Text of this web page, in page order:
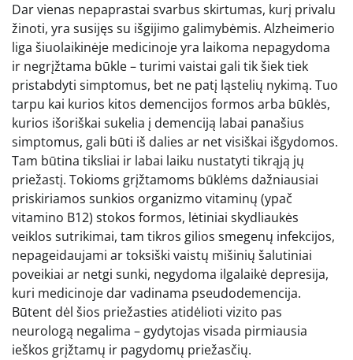
Dar vienas nepaprastai svarbus skirtumas, kurį privalu
žinoti, yra susijęs su išgijimo galimybėmis. Alzheimerio
liga šiuolaikinėje medicinoje yra laikoma nepagydoma
ir negrįžtama būkle – turimi vaistai gali tik šiek tiek
pristabdyti simptomus, bet ne patį ląstelių nykimą. Tuo
tarpu kai kurios kitos demencijos formos arba būklės,
kurios išoriškai sukelia į demenciją labai panašius
simptomus, gali būti iš dalies ar net visiškai išgydomos.
Tam būtina tiksliai ir labai laiku nustatyti tikrąją jų
priežastį. Tokioms grįžtamoms būklėms dažniausiai
priskiriamos sunkios organizmo vitaminų (ypač
vitamino B12) stokos formos, lėtiniai skydliaukės
veiklos sutrikimai, tam tikros gilios smegenų infekcijos,
nepageidaujami ar toksiški vaistų mišinių šalutiniai
poveikiai ar netgi sunki, negydoma ilgalaikė depresija,
kuri medicinoje dar vadinama pseudodemencija.
Būtent dėl šios priežasties atidėlioti vizito pas
neurologą negalima – gydytojas visada pirmiausia
ieškos grįžtamų ir pagydomų priežasčių.